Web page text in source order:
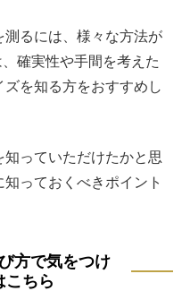
測るには、様々な方法が
確実性や手間を考えた
を知る方をおすすめし
っていただけたかと思
っておくべきポイント
方で気をつけ
こちら